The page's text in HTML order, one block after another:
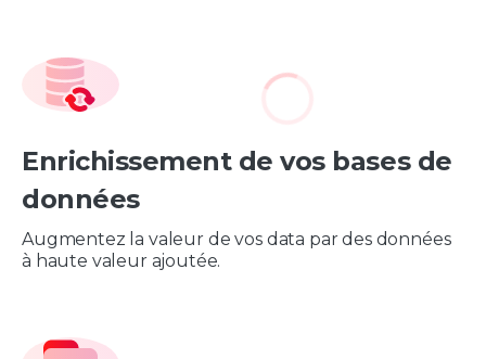
Enrichissement de vos bases de
données
Augmentez la valeur de vos data par des données
à haute valeur ajoutée.